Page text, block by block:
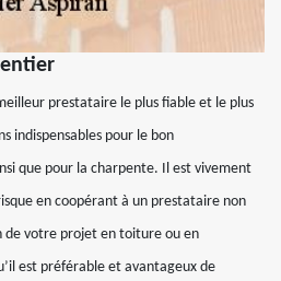
prestataire le plus fiable et le plus
indispensables pour le bon
que pour la charpente. Il est vivement
en coopérant à un prestataire non
de votre projet en toiture ou en
est préférable et avantageux de